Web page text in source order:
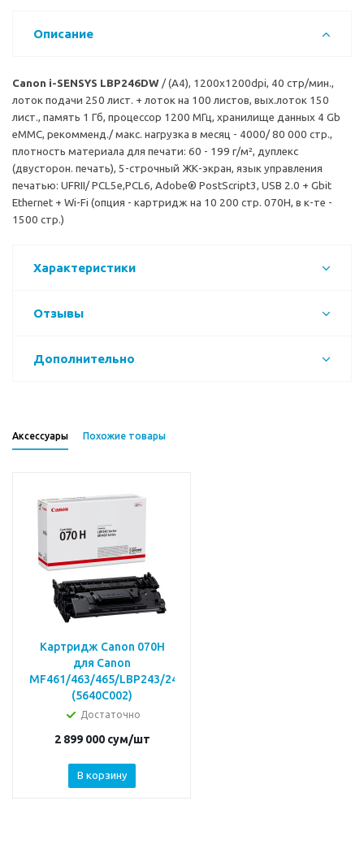
Описание
Canon i-SENSYS LBP246DW / (A4), 1200x1200dpi, 40 стр/мин.,
лоток подачи 250 лист. + лоток на 100 листов, вых.лоток 150
лист., память 1 Гб, процессор 1200 МГц, хранилище данных 4 Gb
eMMC, рекомменд./ макс. нагрузка в месяц - 4000/ 80 000 стр.,
плотность материала для печати: 60 - 199 г/м², дуплекс
(двусторон. печать), 5-строчный ЖК-экран, язык управления
печатью: UFRII/ PCL5e,PCL6, Adobe® PostScript3, USB 2.0 + Gbit
Ethernet + Wi-Fi (опция - картридж на 10 200 стр. 070H, в к-те -
1500 стр.)
Характеристики
Отзывы
Дополнительно
Аксессуары Похожие товары
Картридж Canon 070H
для Canon
MF461/463/465/LBP243/246
(5640C002)
Достаточно
2 899 000сум/шт
В корзину